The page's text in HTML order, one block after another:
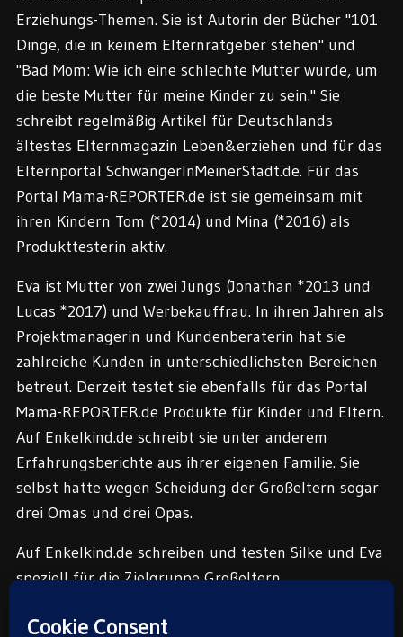
Erziehungs-Themen. Sie ist Autorin der Bücher "101
Dinge, die in keinem Elternratgeber stehen" und
"Bad Mom: Wie ich eine schlechte Mutter wurde, um
die beste Mutter für meine Kinder zu sein." Sie
schreibt regelmäßig Artikel für Deutschlands
ältestes Elternmagazin Leben&erziehen und für das
Elternportal SchwangerInMeinerStadt.de. Für das
Portal Mama-REPORTER.de ist sie gemeinsam mit
ihren Kindern Tom (*2014) und Mina (*2016) als
Produkttesterin aktiv.
Eva ist Mutter von zwei Jungs (Jonathan *2013 und
Lucas *2017) und Werbekauffrau. In ihren Jahren als
Projektmanagerin und Kundenberaterin hat sie
zahlreiche Kunden in unterschiedlichsten Bereichen
betreut. Derzeit testet sie ebenfalls für das Portal
Mama-REPORTER.de Produkte für Kinder und Eltern.
Auf Enkelkind.de schreibt sie unter anderem
Erfahrungsberichte aus ihrer eigenen Familie. Sie
selbst hatte wegen Scheidung der Großeltern sogar
drei Omas und drei Opas.
Auf Enkelkind.de schreiben und testen Silke und Eva
speziell für die Zielgruppe Großeltern.